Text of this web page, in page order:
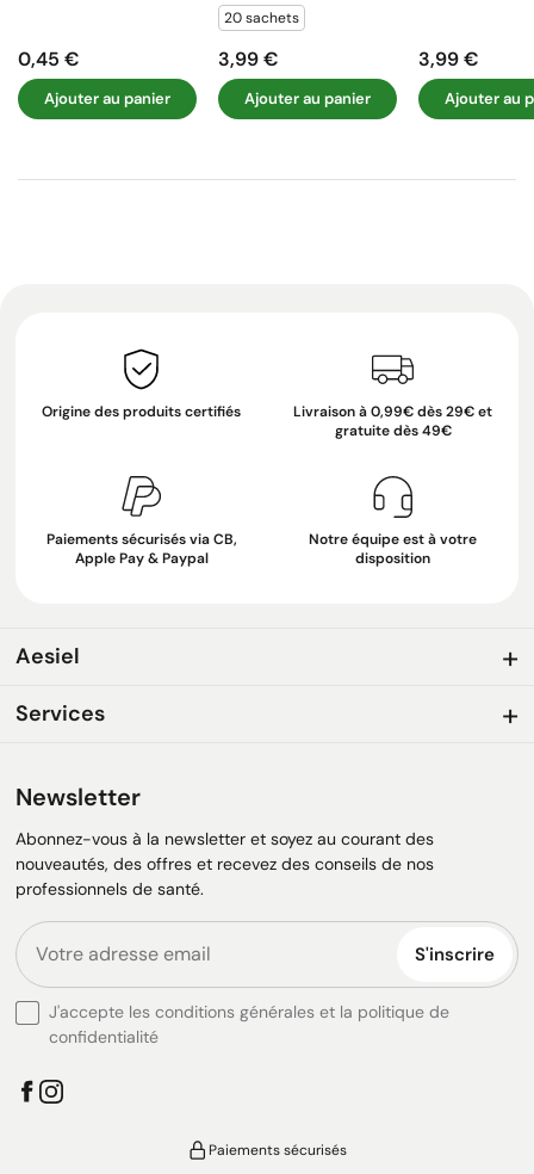
Prix
0,45 €
Ajouter au panier
20 sachets
Prix
3,99 €
Ajouter au panier
Prix
3,99 €
Ajouter au
Origine des produits certifiés
Livraison à 0,99€ dès 29€ et
gratuite dès 49€
Paiements sécurisés via CB,
Apple Pay & Paypal
Notre équipe est à votre
disposition
Aesiel
Services
Newsletter
Abonnez-vous à la newsletter et soyez au courant des
nouveautés, des offres et recevez des conseils de nos
professionnels de santé.
S'inscrire
J'accepte les conditions générales et la politique de
confidentialité
Paiements sécurisés